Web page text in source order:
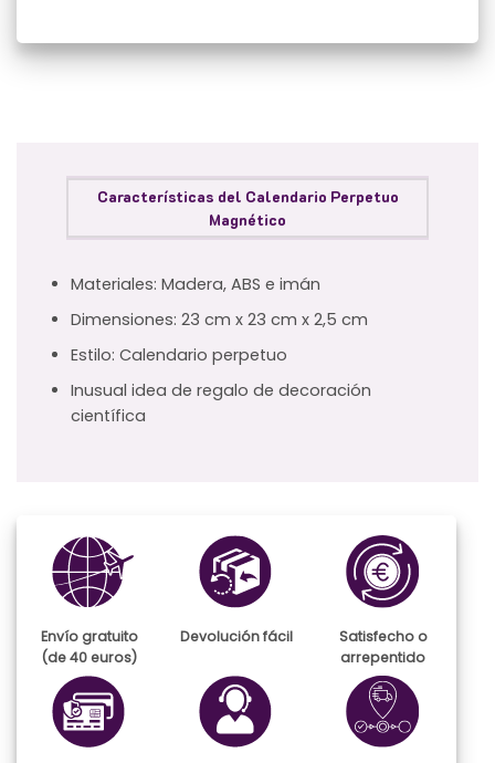
Características del Calendario Perpetuo
Magnético
Materiales: Madera, ABS e imán
Dimensiones: 23 cm x 23 cm x 2,5 cm
Estilo: Calendario perpetuo
Inusual idea de regalo de decoración
científica
Envío gratuito
(de 40 euros)
Devolución fácil
Satisfecho o
arrepentido